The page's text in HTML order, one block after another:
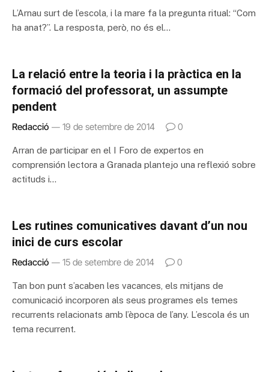
L’Arnau surt de l’escola, i la mare fa la pregunta ritual: “Com
ha anat?”. La resposta, però, no és el…
La relació entre la teoria i la pràctica en la
formació del professorat, un assumpte
pendent
Redacció 19 de setembre de 2014 0
Arran de participar en el I Foro de expertos en
comprensión lectora a Granada plantejo una reflexió sobre
actituds i…
Les rutines comunicatives davant d’un nou
inici de curs escolar
Redacció 15 de setembre de 2014 0
Tan bon punt s’acaben les vacances, els mitjans de
comunicació incorporen als seus programes els temes
recurrents relacionats amb l’època de l’any. L’escola és un
tema recurrent.